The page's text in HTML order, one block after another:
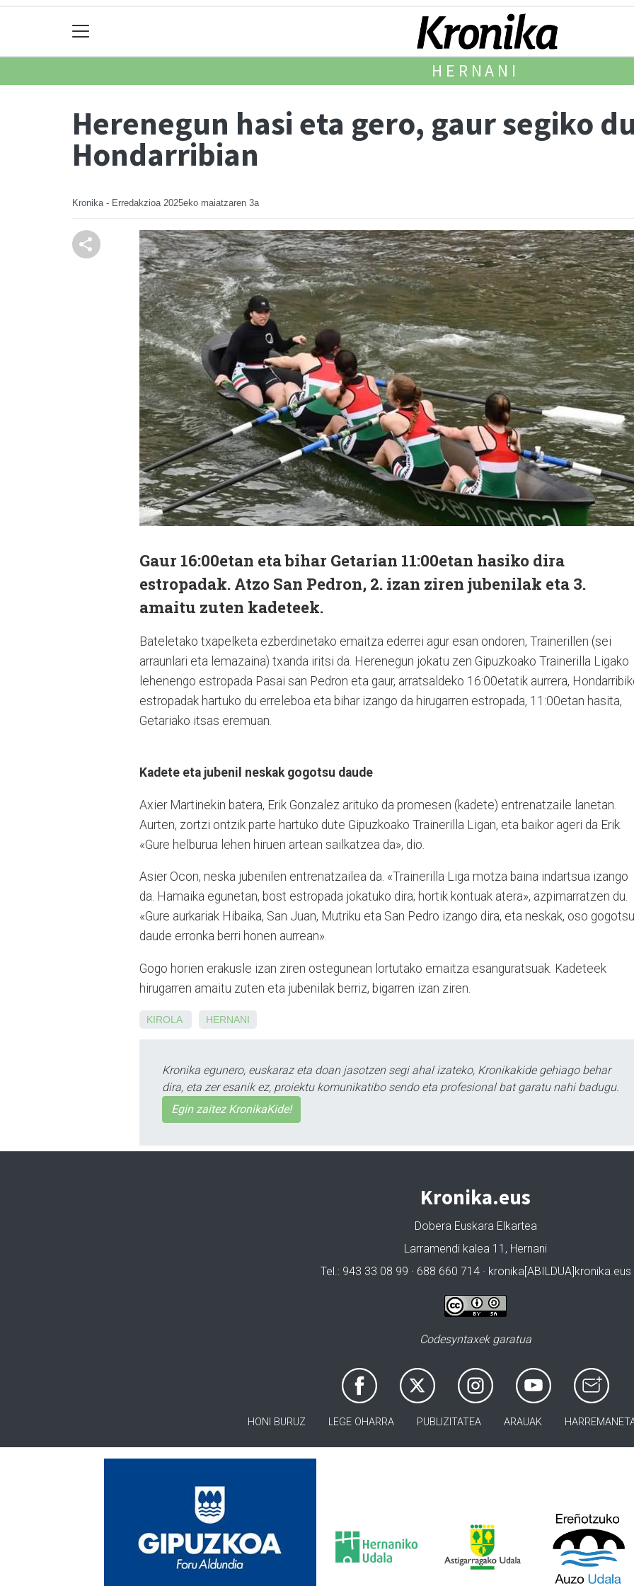
HERNANI
Herenegun hasi eta gero, gaur segiko
Hondarribian
Kronika - Erredakzioa 2025eko maiatzaren 3a
Gaur 16:00etan eta bihar Getarian 11:00etan hasiko dira
estropadak. Atzo San Pedron, 2. izan ziren jubenilak eta 3.
amaitu zuten kadeteek.
Bateletako txapelketa ezberdinetako emaitza ederrei agur esan ondoren, Trainerillen (sei
arraunlari eta lemazaina) txanda iritsi da. Herenegun jokatu zen Gipuzkoako Trainerilla Ligako
lehenengo estropada Pasai san Pedron eta gaur, arratsaldeko 16:00etatik aurrera,
estropadak hartuko du erreleboa eta bihar izango da hirugarren estropada, 11:00etan hasita,
Getariako itsas eremuan.
Kadete eta jubenil neskak gogotsu daude
Axier Martinekin batera, Erik Gonzalez arituko da promesen (kadete) entrenatzaile lanetan.
Aurten, zortzi ontzik parte hartuko dute Gipuzkoako Trainerilla Ligan, eta baikor ageri da Erik.
«Gure helburua lehen hiruen artean sailkatzea da», dio.
Asier Ocon, neska jubenilen entrenatzailea da. «Trainerilla Liga motza baina indartsua izango
da. Hamaika egunetan, bost estropada jokatuko dira; hortik kontuak atera», azpimarratzen du.
«Gure aurkariak Hibaika, San Juan, Mutriku eta San Pedro izango dira, eta neskak, oso gogotsu
daude erronka berri honen aurrean».
Gogo horien erakusle izan ziren ostegunean lortutako emaitza esanguratsuak. Kadeteek
hirugarren amaitu zuten eta jubenilak berriz, bigarren izan ziren.
KIROLA HERNANI
Kronika egunero, euskaraz eta doan jasotzen segi ahal izateko, Kronikakide gehiago behar
dira, eta zer esanik ez, proiektu komunikatibo sendo eta profesional bat garatu nahi badugu.
Egin zaitez KronikaKide!
Kronika.eus
Dobera Euskara Elkartea
Larramendi kalea 11, Hernani
Tel.: 943 33 08 99 · 688 660 714 · kronika[ABILDUA]kronika.eus
Codesyntaxek garatua
HONI BURUZ LEGE OHARRA PUBLIZITATEA ARAUAK